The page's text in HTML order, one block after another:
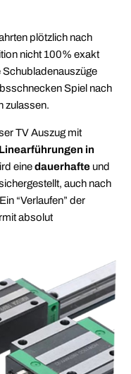
plötzlich nach
nicht 100% exakt
Schubladenauszüge
Spiel nach
zulassen.
TV Auszug mit
in
einedauerhafte und
auch nach
“Verlaufen” der
absolut